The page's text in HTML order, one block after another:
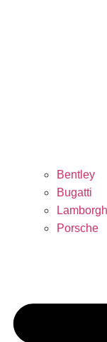
Bentley
Bugatti
Porsche